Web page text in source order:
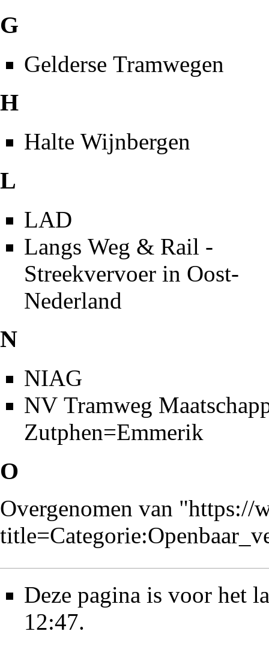
G
Gelderse Tramwegen
H
Halte Wijnbergen
L
LAD
Langs Weg & Rail -
Streekvervoer in Oost-
Nederland
N
NIAG
NV Tramweg
Zutphen=Emmerik
O
Overgenomen van "https://
Deze pagina is voor het
12:47.